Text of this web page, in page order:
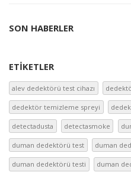
SON HABERLER
ETIKETLER
alev dedektörü test cihazı
dedektör temizleme spreyi
detectadusta detectasmoke
duman dedektörü test duman
duman dedektörü testi duman